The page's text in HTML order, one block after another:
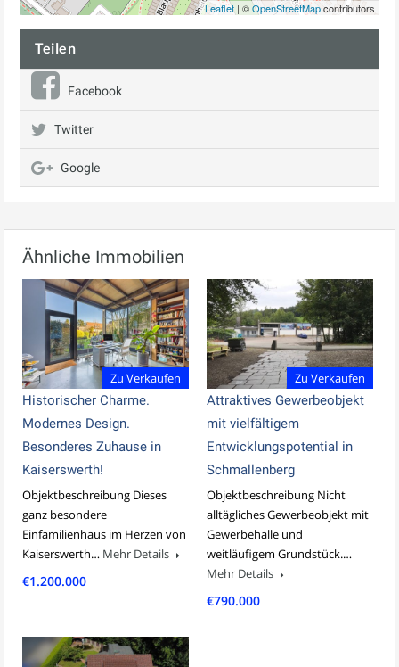
Leaflet | ©OpenStreetMapcontributors
Teilen
Facebook
Twitter
Google
Ähnliche Immobilien
Zu Verkaufen
Historischer Charme.
Modernes Design.
Besonderes Zuhause in
Kaiserswerth!
Objektbeschreibung Dieses
ganz besondere
Einfamilienhaus im Herzen von
Kaiserswerth… Mehr Details
€1.200.000
Zu Verkaufen
Attraktives Gewerbeobjekt
mit vielfältigem
Entwicklungspotential in
Schmallenberg
Objektbeschreibung Nicht
alltägliches Gewerbeobjekt mit
Gewerbehalle und
weitläufigem Grundstück.…
Mehr Details
€790.000